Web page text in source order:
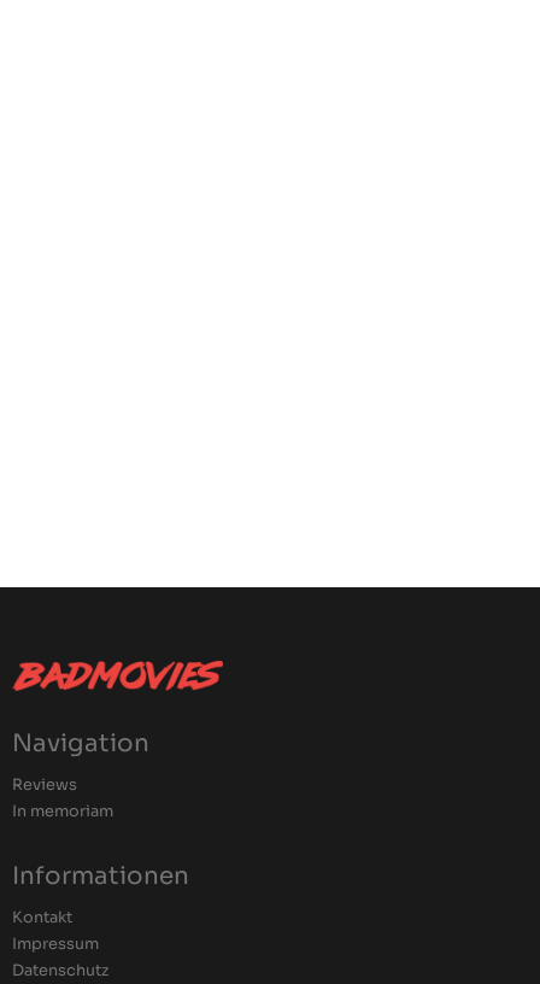
Navigation
Reviews
In memoriam
Informationen
Kontakt
Impressum
Datenschutz